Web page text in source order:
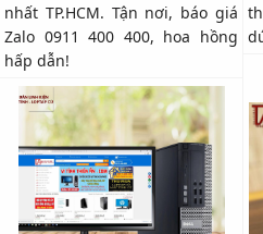
nhất TP.HCM. Tận nơi, báo giá
Zalo 0911 400 400, hoa hồng
hấp dẫn!